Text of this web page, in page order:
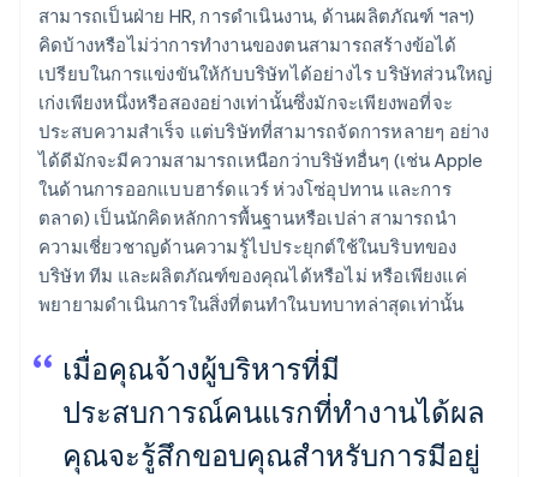
สามารถเป็นฝ่าย HR, การดำเนินงาน, ด้านผลิตภัณฑ์ ฯลฯ)
คิดบ้างหรือไม่ว่าการทำงานของตนสามารถสร้างข้อได้
เปรียบในการแข่งขันให้กับบริษัทได้อย่างไร บริษัทส่วนใหญ่
เก่งเพียงหนึ่งหรือสองอย่างเท่านั้นซึ่งมักจะเพียงพอที่จะ
ประสบความสำเร็จ แต่บริษัทที่สามารถจัดการหลายๆ อย่าง
ได้ดีมักจะมีความสามารถเหนือกว่าบริษัทอื่นๆ (เช่น Apple
ในด้านการออกแบบฮาร์ดแวร์ ห่วงโซ่อุปทาน และการ
ตลาด) เป็นนักคิดหลักการพื้นฐานหรือเปล่า สามารถนำ
ความเชี่ยวชาญด้านความรู้ไปประยุกต์ใช้ในบริบทของ
บริษัท ทีม และผลิตภัณฑ์ของคุณได้หรือไม่ หรือเพียงแค่
พยายามดำเนินการในสิ่งที่ตนทำในบทบาทล่าสุดเท่านั้น
เมื่อคุณจ้างผู้บริหารที่มี
ประสบการณ์คนแรกที่ทำงานได้ผล
คุณจะรู้สึกขอบคุณสำหรับการมีอยู่